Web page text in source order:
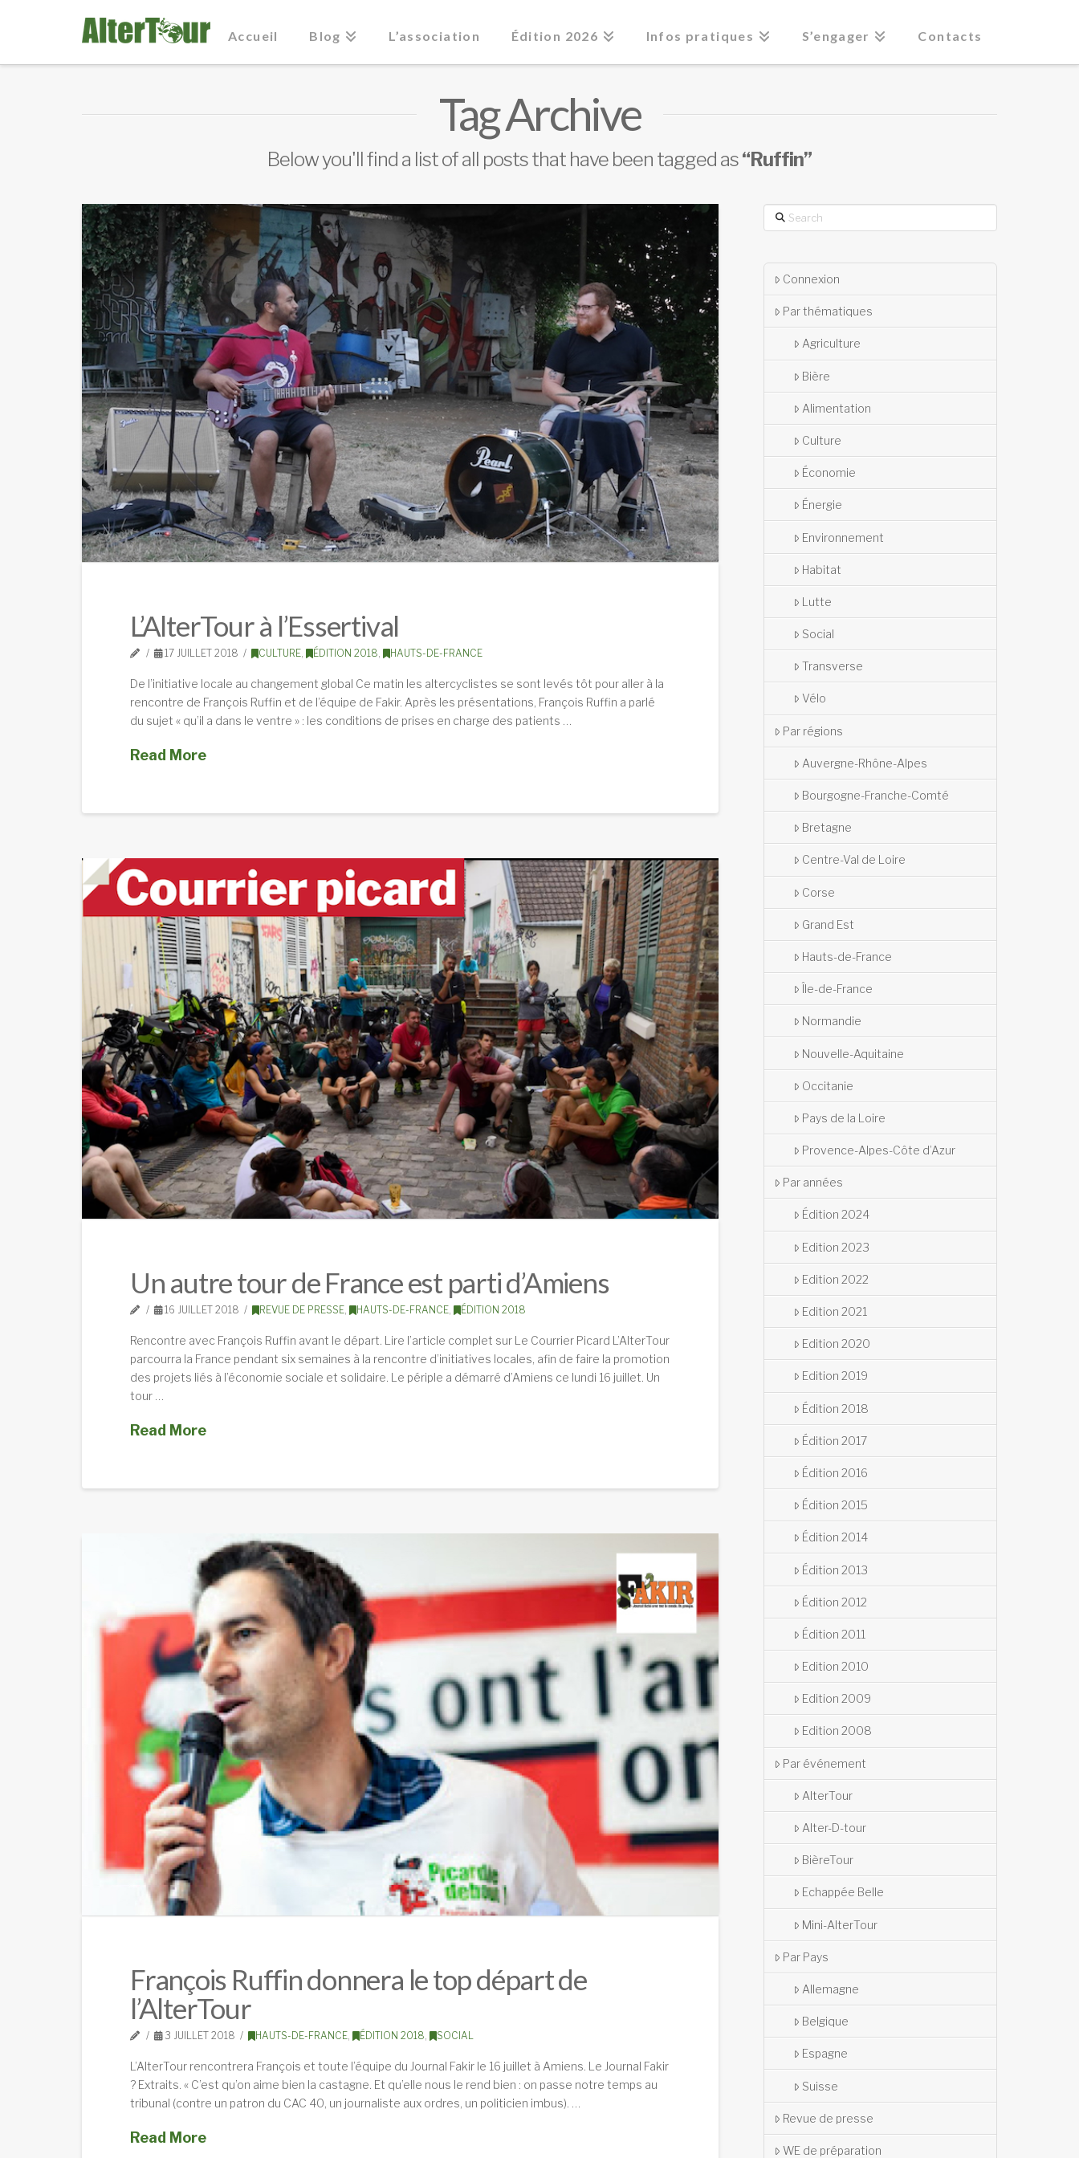
Accueil Blog L’association Édition 2026 Infos pratiques S’engager Contacts
Tag Archive
Below you'll find a list of all posts that have been tagged as“Ruffin”
L’AlterTour à l’Essertival
17 JUILLET 2018 CULTURE, ÉDITION 2018 HAUTS-DE-FRANCE
De l’initiative locale au changement global Ce matin les altercyclistes se sont levés tôt pour aller à la
rencontre de François Ruffin et de l’équipe de Fakir. Après les présentations, François Ruffin a parlé
du sujet « qu’il a dans le ventre » : les conditions de prises en charge des patients …
Read More
Un autre tour de France est parti d’Amiens
16 JUILLET 2018 REVUE DE PRESSE, HAUTS-DE-FRANCE, ÉDITION 2018
Rencontre avec François Ruffin avant le départ. Lire l’article complet sur Le Courrier Picard L’AlterTour
parcourra la France pendant six semaines à la rencontre d’initiatives locales, afin de faire la promotion
des projets liés à l’économie sociale et solidaire. Le périple a démarré d’Amiens ce lundi 16 juillet. Un
tour …
Read More
François Ruffin donnera le top départ de
l’AlterTour
3 JUILLET 2018 HAUTS-DE-FRANCE, ÉDITION 2018 SOCIAL
L’AlterTour rencontrera François et toute l’équipe du Journal Fakir le 16 juillet à Amiens. Le Journal Fakir
? Extraits. « C’est qu’on aime bien la castagne. Et qu’elle nous le rend bien : on passe notre temps au
tribunal (contre un patron du CAC 40, un journaliste aux ordres, un politicien imbus). …
Read More
Search
Connexion
Par thématiques
Agriculture
Bière
Alimentation
Culture
Économie
Énergie
Environnement
Habitat
Lutte
Social
Transverse
Vélo
Par régions
Auvergne-Rhône-Alpes
Bourgogne-Franche-Comté
Bretagne
Centre-Val de Loire
Corse
Grand Est
Hauts-de-France
Île-de-France
Normandie
Nouvelle-Aquitaine
Occitanie
Pays de la Loire
Provence-Alpes-Côte d’Azur
Par années
Édition 2024
Edition 2023
Edition 2022
Edition 2021
Edition 2020
Edition 2019
Édition 2018
Édition 2017
Édition 2016
Édition 2015
Édition 2014
Édition 2013
Édition 2012
Édition 2011
Edition 2010
Edition 2009
Edition 2008
Par événement
AlterTour
Alter-D-tour
BièreTour
Echappée Belle
Mini-AlterTour
Par Pays
Allemagne
Belgique
Espagne
Suisse
Revue de presse
WE de préparation